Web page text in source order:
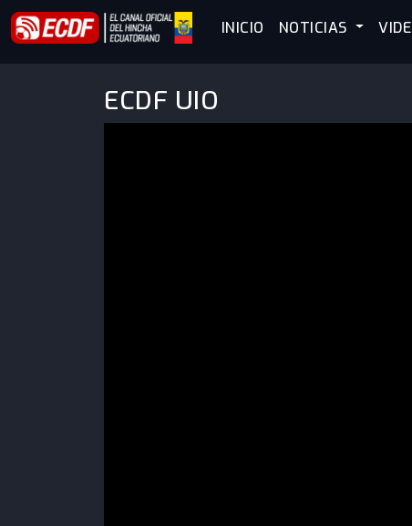
INICIO NOTICIAS
ECDF UIO